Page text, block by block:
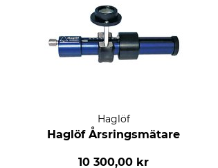
Haglöf
Haglöf Årsringsmätare
10 300,00 kr